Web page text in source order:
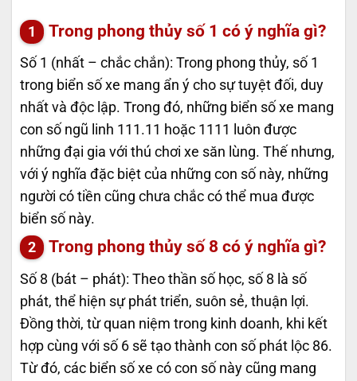
Trong phong thủy số 1 có ý nghĩa gì?
Số 1 (nhất – chắc chắn): Trong phong thủy, số 1
trong biển số xe mang ẩn ý cho sự tuyệt đối, duy
nhất và độc lập. Trong đó, những biển số xe mang
con số ngũ linh 111.11 hoặc 1111 luôn được
những đại gia với thú chơi xe săn lùng. Thế nhưng,
với ý nghĩa đặc biệt của những con số này, những
người có tiền cũng chưa chắc có thể mua được
biển số này.
Trong phong thủy số 8 có ý nghĩa gì?
Số 8 (bát – phát): Theo thần số học, số 8 là số
phát, thể hiện sự phát triển, suôn sẻ, thuận lợi.
Đồng thời, từ quan niệm trong kinh doanh, khi kết
hợp cùng với số 6 sẽ tạo thành con số phát lộc 86.
Từ đó, các biển số xe có con số này cũng mang